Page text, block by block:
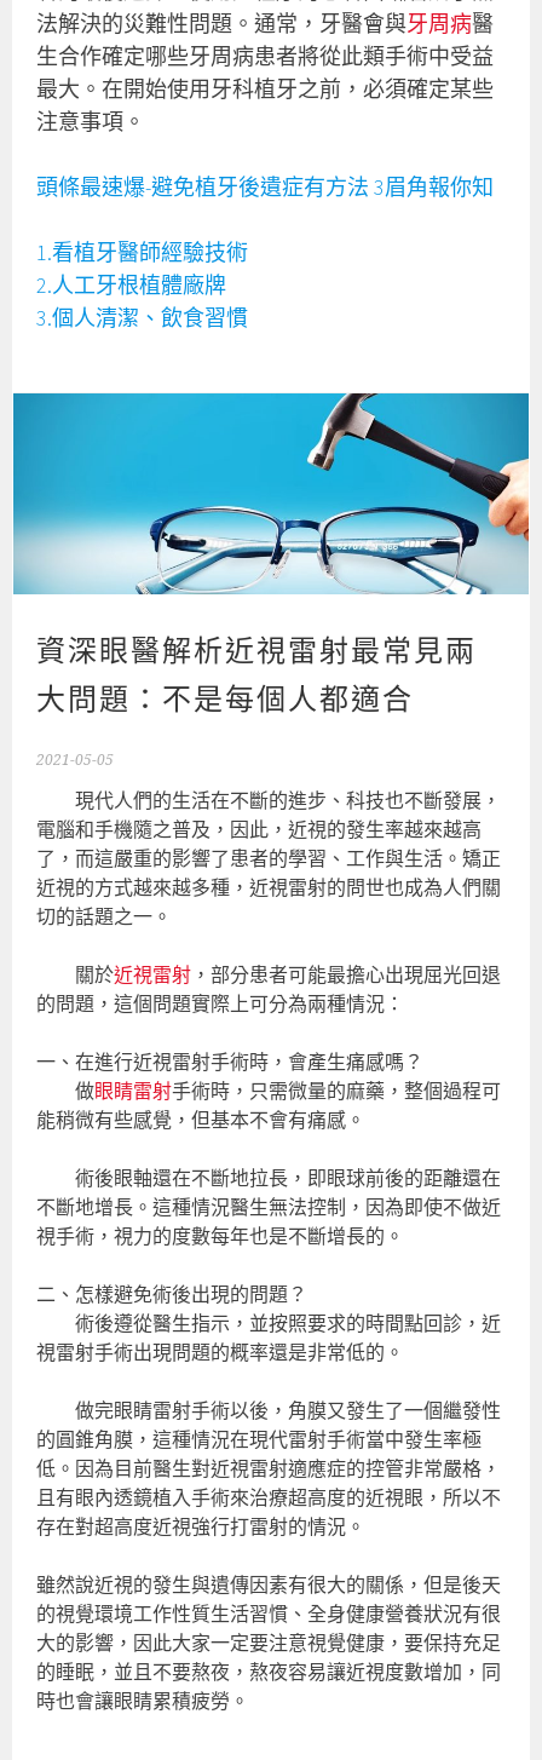
法解決的災難性問題。通常，牙醫會與牙周病醫
生合作確定哪些牙周病患者將從此類手術中受益
最大。在開始使用牙科植牙之前，必須確定某些
注意事項。
頭條最速爆-避免植牙後遺症有方法 3眉角報你知
1.看植牙醫師經驗技術
2.人工牙根植體廠牌
3.個人清潔、飲食習慣
資深眼醫解析近視雷射最常見兩
大問題：不是每個人都適合
2021-05-05
現代人們的生活在不斷的進步、科技也不斷發展，
電腦和手機隨之普及，因此，近視的發生率越來越高
了，而這嚴重的影響了患者的學習、工作與生活。矯正
近視的方式越來越多種，近視雷射的問世也成為人們關
切的話題之一。
關於近視雷射 ，部分患者可能最擔心出現屈光回退
的問題，這個問題實際上可分為兩種情況：
一、在進行近視雷射手術時，會產生痛感嗎？
做眼睛雷射手術時，只需微量的麻藥，整個過程可
能稍微有些感覺，但基本不會有痛感。
術後眼軸還在不斷地拉長，即眼球前後的距離還在
不斷地增長。這種情況醫生無法控制，因為即使不做近
視手術，視力的度數每年也是不斷增長的。
二、怎樣避免術後出現的問題？
術後遵從醫生指示，並按照要求的時間點回診，近
視雷射手術出現問題的概率還是非常低的。
做完眼睛雷射手術以後，角膜又發生了一個繼發性
的圓錐角膜，這種情況在現代雷射手術當中發生率極
低。因為目前醫生對近視雷射適應症的控管非常嚴格，
且有眼內透鏡植入手術來治療超高度的近視眼，所以不
存在對超高度近視強行打雷射的情況。
雖然說近視的發生與遺傳因素有很大的關係，但是後天
的視覺環境工作性質生活習慣、全身健康營養狀況有很
大的影響，因此大家一定要注意視覺健康，要保持充足
的睡眠，並且不要熬夜，熬夜容易讓近視度數增加，同
時也會讓眼睛累積疲勞。